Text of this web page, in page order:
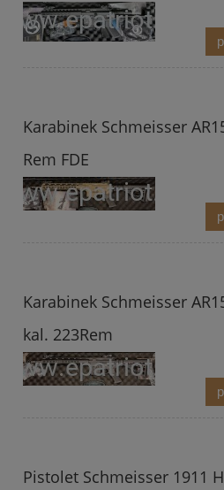
Karabinek Schmeisser
Rem FDE
Karabinek Schmeisser
kal. 223Rem
Pistolet Schmeisser 1911